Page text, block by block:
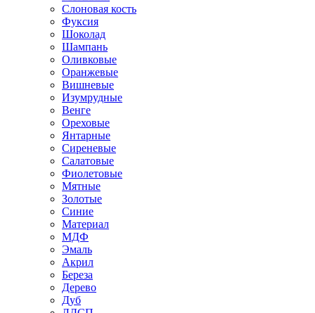
Слоновая кость
Фуксия
Шоколад
Шампань
Оливковые
Оранжевые
Вишневые
Изумрудные
Венге
Ореховые
Янтарные
Сиреневые
Салатовые
Фиолетовые
Мятные
Золотые
Синие
Материал
МДФ
Эмаль
Акрил
Береза
Дерево
Дуб